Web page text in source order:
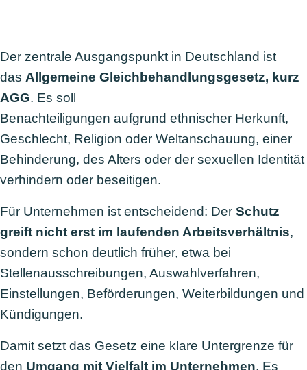
Der zentrale Ausgangspunkt in Deutschland ist
das Allgemeine Gleichbehandlungsgesetz, kurz
AGG. Es soll
Benachteiligungen aufgrund ethnischer Herkunft,
Geschlecht, Religion oder Weltanschauung, einer
Behinderung, des Alters oder der sexuellen Identität
verhindern oder beseitigen.
Für Unternehmen ist entscheidend: Der Schutz
greift nicht erst im laufenden Arbeitsverhältnis,
sondern schon deutlich früher, etwa bei
Stellenausschreibungen, Auswahlverfahren,
Einstellungen, Beförderungen, Weiterbildungen und
Kündigungen.
Damit setzt das Gesetz eine klare Untergrenze für
den Umgang mit Vielfalt im Unternehmen. Es